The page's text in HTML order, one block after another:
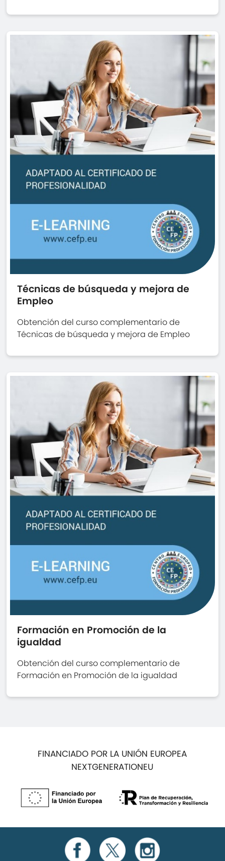
Técnicas de búsqueda y mejora de
Empleo
Obtención del curso complementario de
Técnicas de búsqueda y mejora de Empleo
Formación en Promoción de la
igualdad
Obtención del curso complementario de
Formación en Promoción de la igualdad
FINANCIADO POR LA UNIÓN EUROPEA
NEXTGENERATIONEU